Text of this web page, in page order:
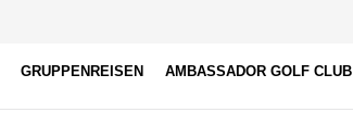
GRUPPENREISEN AMBASSADOR GOLF CLUB